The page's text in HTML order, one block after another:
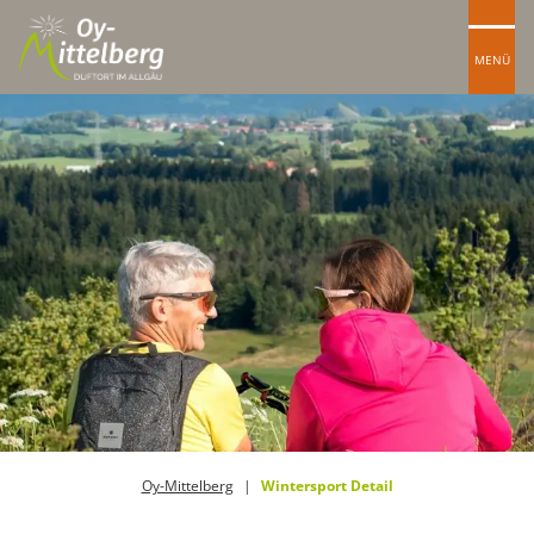
MENÜ
Oy-Mittelberg Wintersport Detail